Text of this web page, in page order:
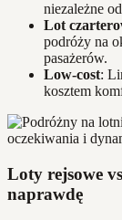
niezależne
Lot
podróży na
pasażerów.
Low-cost:
kosztem
Loty rejsowe
naprawdę